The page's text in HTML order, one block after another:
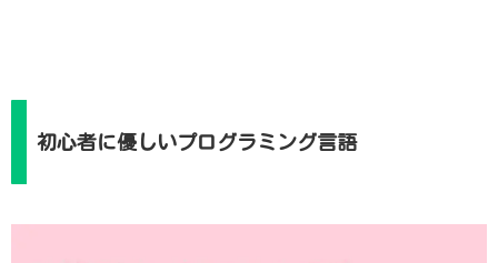
初心者に優しいプログラミング言語